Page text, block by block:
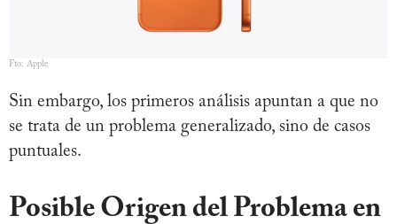
Fto: Apple
Sin embargo, los primeros análisis apuntan a que no
se trata de un problema generalizado, sino de casos
puntuales.
Posible Origen del Problema en